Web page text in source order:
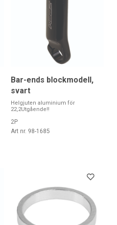
Bar-ends blockmodell,
svart
Helgjuten aluminium för
22,2Utgående!!
2P
Art nr. 98-1685